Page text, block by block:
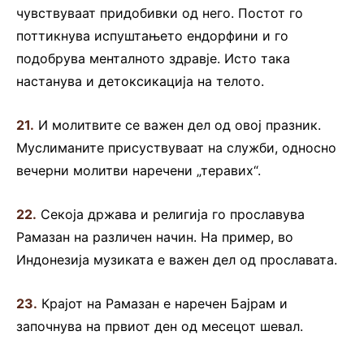
чувствуваат придобивки од него. Постот го
поттикнува испуштањето ендорфини и го
подобрува менталното здравје. Исто така
настанува и детоксикација на телото.
21. И молитвите се важен дел од овој празник.
Муслиманите присуствуваат на служби, односно
вечерни молитви наречени „теравих“.
22. Секоја држава и религија го прославува
Рамазан на различен начин. На пример, во
Индонезија музиката е важен дел од прославата.
23. Крајот на Рамазан е наречен Бајрам и
започнува на првиот ден од месецот шевал.